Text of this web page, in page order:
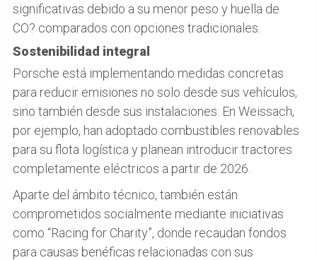
significativas debido a su menor peso y huella de
CO? comparados con opciones tradicionales.
Sostenibilidad integral
Porsche está implementando medidas concretas
para reducir emisiones no solo desde sus vehículos,
sino también desde sus instalaciones. En Weissach,
por ejemplo, han adoptado combustibles renovables
para su flota logística y planean introducir tractores
completamente eléctricos a partir de 2026.
Aparte del ámbito técnico, también están
comprometidos socialmente mediante iniciativas
como “Racing for Charity”, donde recaudan fondos
para causas benéficas relacionadas con sus